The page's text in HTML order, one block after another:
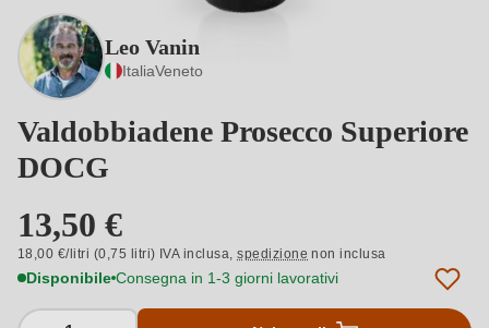
Leo Vanin
ItaliaVeneto
Valdobbiadene Prosecco Superiore
DOCG
13,50 €
18,00 €/litri (0,75 litri) IVA inclusa,spedizione non inclusa
Disponibile Consegna in 1-3 giorni lavorativi